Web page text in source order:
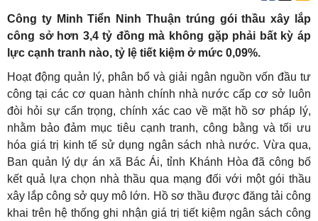
Công ty Minh Tiển Ninh Thuận trúng gói thầu xây lắp
công sở hơn 3,4 tỷ đồng mà không gặp phải bất kỳ áp
lực cạnh tranh nào, tỷ lệ tiết kiệm ở mức 0,09%.
Hoạt động quản lý, phân bổ và giải ngân nguồn vốn đầu tư
công tại các cơ quan hành chính nhà nước cấp cơ sở luôn
đòi hỏi sự cẩn trọng, chính xác cao về mặt hồ sơ pháp lý,
nhằm bảo đảm mục tiêu cạnh tranh, công bằng và tối ưu
hóa giá trị kinh tế sử dụng ngân sách nhà nước. Vừa qua,
Ban quản lý dự án xã Bác Ái, tỉnh Khánh Hòa đã công bố
kết quả lựa chọn nhà thầu qua mạng đối với một gói thầu
xây lắp công sở quy mô lớn. Hồ sơ thầu được đăng tải công
khai trên hệ thống ghi nhận giá trị tiết kiệm ngân sách công